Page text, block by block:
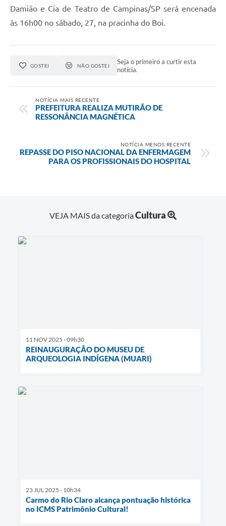
Damião e Cia de Teatro de Campinas/SP será encenada
às 16h00 no sábado, 27, na pracinha do Boi.
GOSTEI NÃO GOSTEI
Seja o primeiro a curtir esta
notícia.
NOTÍCIA MAIS RECENTE
PREFEITURA REALIZA MUTIRÃO DE
RESSONÂNCIA MAGNÉTICA
NOTÍCIA MENOS RECENTE
REPASSE DO PISO NACIONAL DA ENFERMAGEM
PARA OS PROFISSIONAIS DO HOSPITAL
VEJA MAIS da categoriaCultura
11 NOV 2025 - 09h30
REINAUGURAÇÃO DO MUSEU DE
ARQUEOLOGIA INDÍGENA (MUARI)
23 JUL 2025 - 10h34
Carmo do Rio Claro alcança pontuação histórica
no ICMS Patrimônio Cultural!